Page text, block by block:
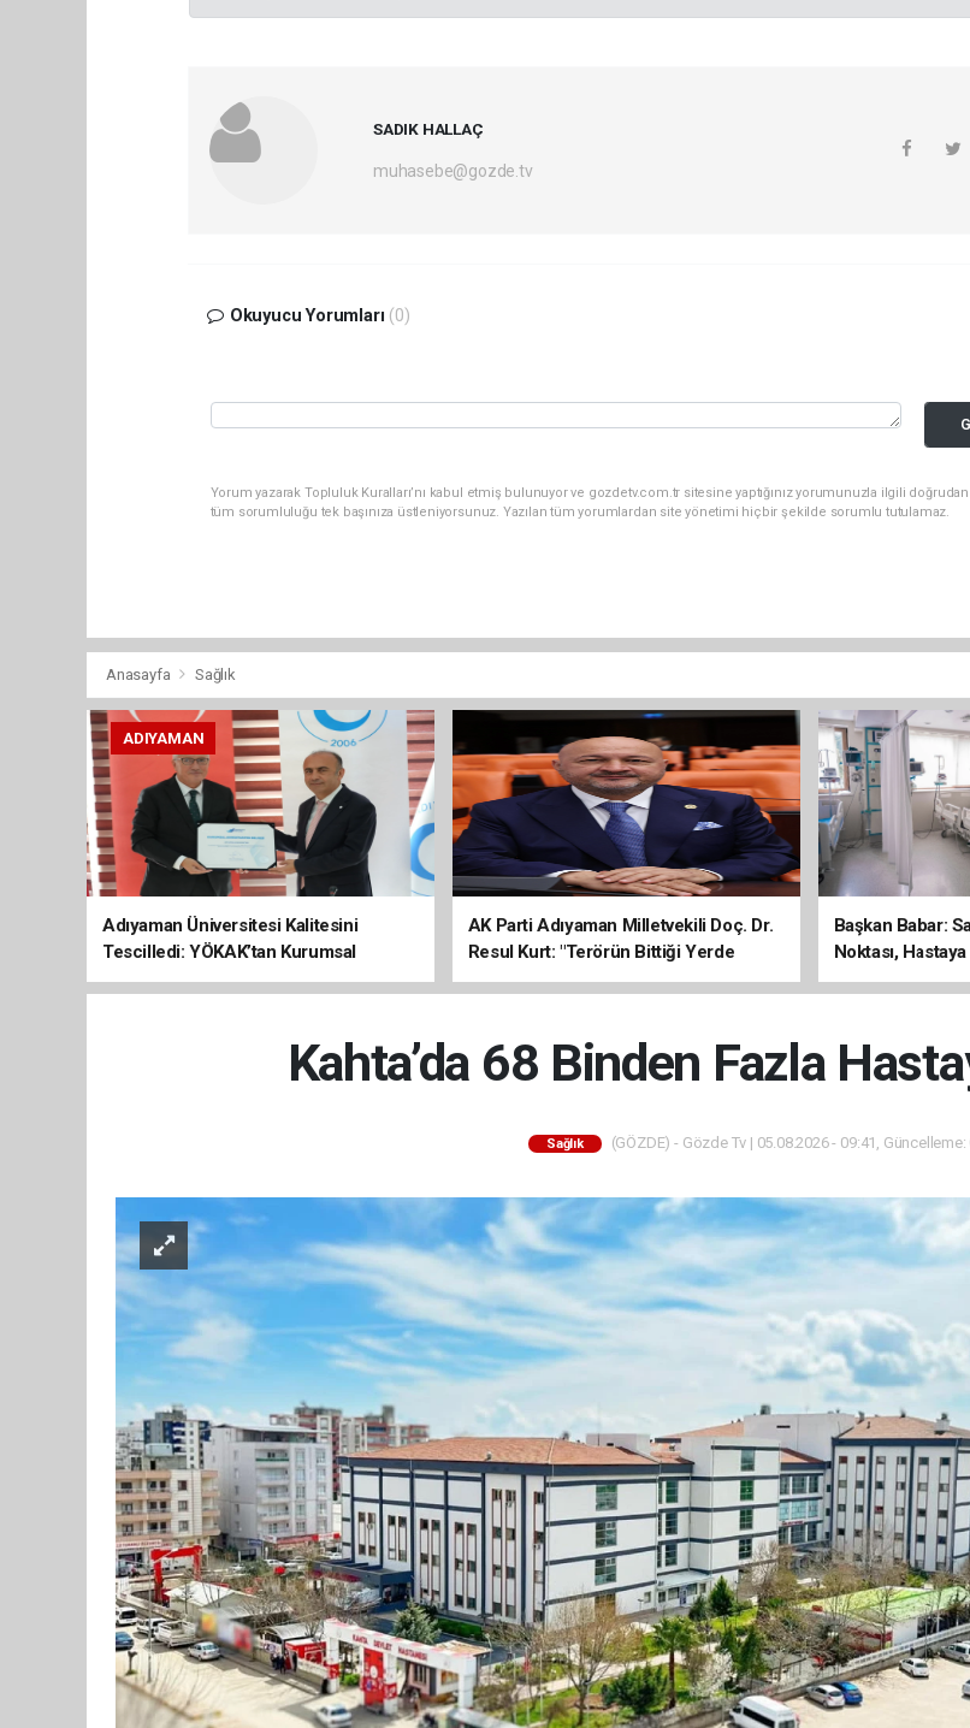
SADIK HALLAÇ
muhasebe@gozde.tv
Okuyucu Yorumları (0)
Yorum yazarak Topluluk Kuralları’nı kabul etmiş bulunuyor ve gozdetv.com.tr sitesine yaptığınız yorumunuzla ilgili doğrudan
tüm sorumluluğu tek başınıza üstleniyorsunuz. Yazılan tüm yorumlardan site yönetimi hiçbir şekilde sorumlu tutulamaz.
Anasayfa Sağlık
ADIYAMAN
Adıyaman Üniversitesi Kalitesini
Tescilledi: YÖKAK’tan Kurumsal
Akreditasyon Belgesi
AK Parti Adıyaman Milletvekili Doç. Dr.
Resul Kurt: "Terörün Bittiği Yerde
Kalkınma Başlar"
Başkan Babar:
Noktası,
Sona Erdi
Kahta’da 68 Binden Fazla
Sağlık (GÖZDE) - Gözde Tv | 05.08.2026 - 09:41, Güncelleme: